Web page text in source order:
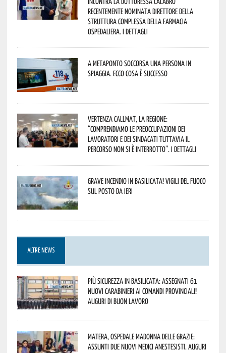
recentemente nominata Direttore della
Struttura Complessa della Farmacia
Ospedaliera. I dettagli
A Metaponto soccorsa una persona in
spiaggia. Ecco cosa è successo
Vertenza CallMat, la Regione:
“comprendiamo le preoccupazioni dei
lavoratori e dei sindacati tuttavia il
percorso non si è interrotto”. I dettagli
Grave incendio in Basilicata! Vigili del fuoco
sul posto da ieri
ALTRE NEWS
Più sicurezza in Basilicata: assegnati 61
nuovi Carabinieri ai Comandi provinciali!
Auguri di buon lavoro
Matera, Ospedale Madonna delle Grazie:
assunti due nuovi medici anestesisti. Auguri